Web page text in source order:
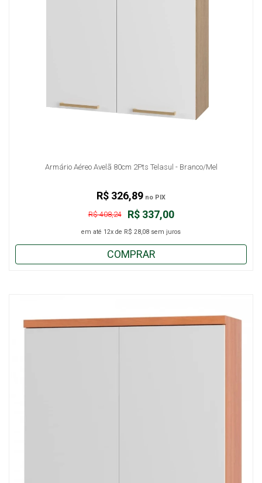
Armário Aéreo Avelã 80cm 2Pts Telasul - Branco/Mel
R$ 337,00
R$ 408,24
em até 12x de R$ 28,08 sem juros
R$ 326,89 no PIX
COMPRAR